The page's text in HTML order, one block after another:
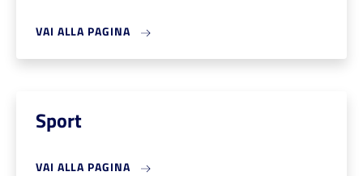
VAI ALLA PAGINA
Sport
VAI ALLA PAGINA